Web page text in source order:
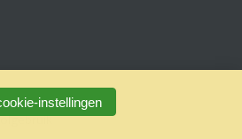
instellingen